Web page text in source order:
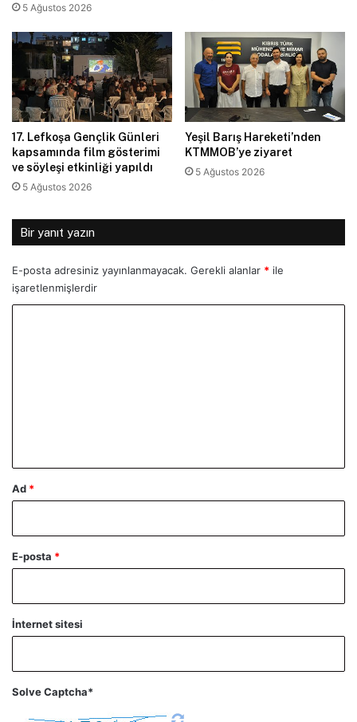
5 Ağustos 2026
17. Lefkoşa Gençlik Günleri
kapsamında film gösterimi
ve söyleşi etkinliği yapıldı
5 Ağustos 2026
Yeşil Barış Hareketi’nden
KTMMOB’ye ziyaret
5 Ağustos 2026
Bir yanıt yazın
E-posta adresiniz yayınlanmayacak. Gerekli alanlar * ile
işaretlenmişlerdir
Ad *
E-posta *
İnternet sitesi
Solve Captcha*